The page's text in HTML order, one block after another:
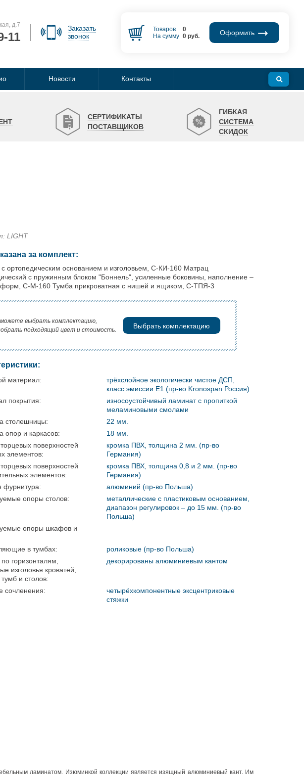
д.7
11
Заказать
звонок
Товаров
0
На сумму 0руб. Оформить
Новости Контакты
СЕРТИФИКАТЫ
ПОСТАВЩИКОВ
ГИБКАЯ
СИСТЕМА
СКИДОК
LIGHT
за комплект:
с ортопедическим основанием и изголовьем, С-КИ-160 Матрац
с пружинным блоком "Боннель", усиленные боковины, наполнение –
С-М-160 Тумба прикроватная с нишей и ящиком, С-ТПЯ-3
выбрать комплектацию,
подходящий цвет и стоимость.
Выбрать комплектацию
материал:
трёхслойное экологически чистое ДСП,
класс эмиссии Е1 (пр-во Kronospan Россия)
покрытия:
износоустойчивый ламинат с пропиткой
меламиновыми смолами
столешницы:
22 мм.
опор и каркасов:
18 мм.
поверхностей
элементов:
кромка ПВХ, толщина 2 мм. (пр-во
Германия)
поверхностей
элементов:
кромка ПВХ, толщина 0,8 и 2 мм. (пр-во
Германия)
фурнитура:
алюминий (пр-во Польша)
опоры столов:
металлические с пластиковым основанием,
диапазон регулировок – до 15 мм. (пр-во
Польша)
опоры шкафов и
в тумбах:
роликовые (пр-во Польша)
горизонталям,
изголовья кроватей,
и столов:
декорированы алюминиевым кантом
сочленения:
четырёхкомпонентные эксцентриковые
стяжки
ламинатом. Изюминкой коллекции является изящный алюминиевый кант. Им